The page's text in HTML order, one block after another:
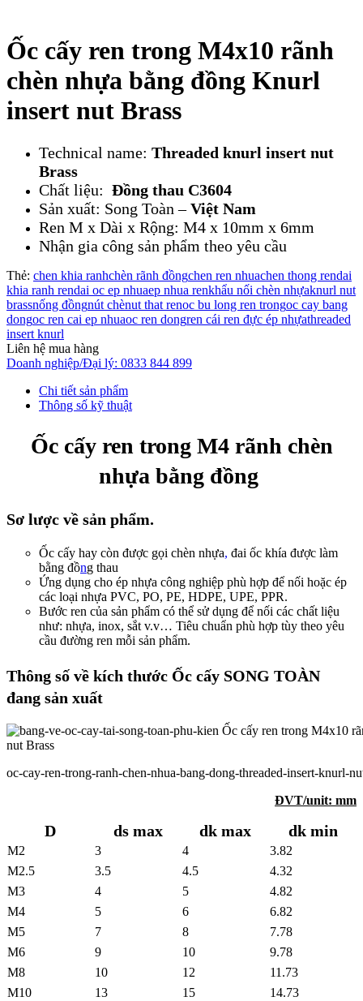
Ốc cấy ren trong M4x10 rãnh
chèn nhựa bằng đồng Knurl
insert nut Brass
Technical name: Threaded knurl insert nut
Brass
Chất liệu: Đồng thau C3604
Sản xuất: Song Toàn –Việt Nam
Ren M x Dài x Rộng: M4 x 10mm x 6mm
Nhận gia công sản phẩm theo yêu cầu
Thẻ: chen khia ranhchèn rãnh đồngchen ren nhuachen thong rendai
khia ranh rendai oc ep nhuaep nhua renkhẩu nối chèn nhựaknurl nut
brassnống đồngnút chènut that renoc bu long ren trongoc cay bang
dongoc ren cai ep nhuaoc ren dongren cái ren đực ép nhựathreaded
insert knurl
Liên hệ mua hàng
Doanh nghiệp/Đại lý: 0833 844 899
Chi tiết sản phẩm
Thông số kỹ thuật
Ốc cấy ren trong M4 rãnh chèn
nhựa bằng đồng
Sơ lược về sản phẩm.
Ốc cấy hay còn được gọi chèn nhựa, đai ốc khía được làm
bằng đồng thau
Ứng dụng cho ép nhựa công nghiệp phù hợp để nối hoặc ép
các loại nhựa PVC, PO, PE, HDPE, UPE, PPR.
Bước ren của sản phẩm có thể sử dụng để nối các chất liệu
như: nhựa, inox, sắt v.v… Tiêu chuẩn phù hợp tùy theo yêu
cầu đường ren mỗi sản phẩm.
Thông số về kích thước Ốc cấy SONG TOÀN
đang sản xuất
oc-cay-ren-trong-ranh-chen-nhua-bang-dong-threaded-insert-knurl-
ĐVT/unit: mm
D ds max dk max dk min
M2 3 4
3.82
M2.5
3.5 4.5
4.32
M3
4 5
4.82
M4
5 6
6.82
M5
7 8
7.78
M6
9 10
9.78
M8
10 12
11.73
M10
13 15
14.73